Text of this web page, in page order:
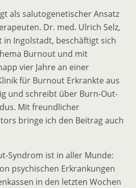
als salutogenetischer Ansatz
Dr. med. Ulrich Selz,
in Ingolstadt, beschäftigt sich
Burnout und mit
vier Jahre an einer
für Burnout Erkrankte aus
und schreibt über Burn-Out-
Mit freundlicher
bringe ich den Beitrag auch
Syndrom ist in aller Munde:
psychischen Erkrankungen
in den letzten Wochen